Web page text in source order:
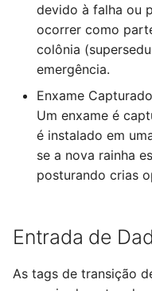
devido à falha ou
ocorrer como
colônia
emergência.
Enxame
Um enxame é
é instalado em
se a nova rainha
posturando crias
Entrada de
As tags de transição